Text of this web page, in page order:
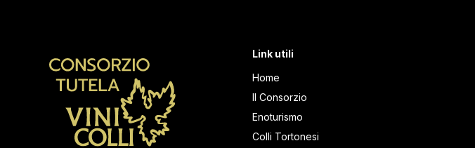
Link utili
Home
Il Consorzio
Enoturismo
Colli Tortonesi